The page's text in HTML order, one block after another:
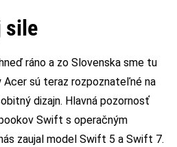
sile
ráno a zo Slovenska sme tu
Acer sú teraz rozpoznateľné na
dizajn. Hlavná pozornosť
Swift s operačným
zaujal model Swift 5 a Swift 7.